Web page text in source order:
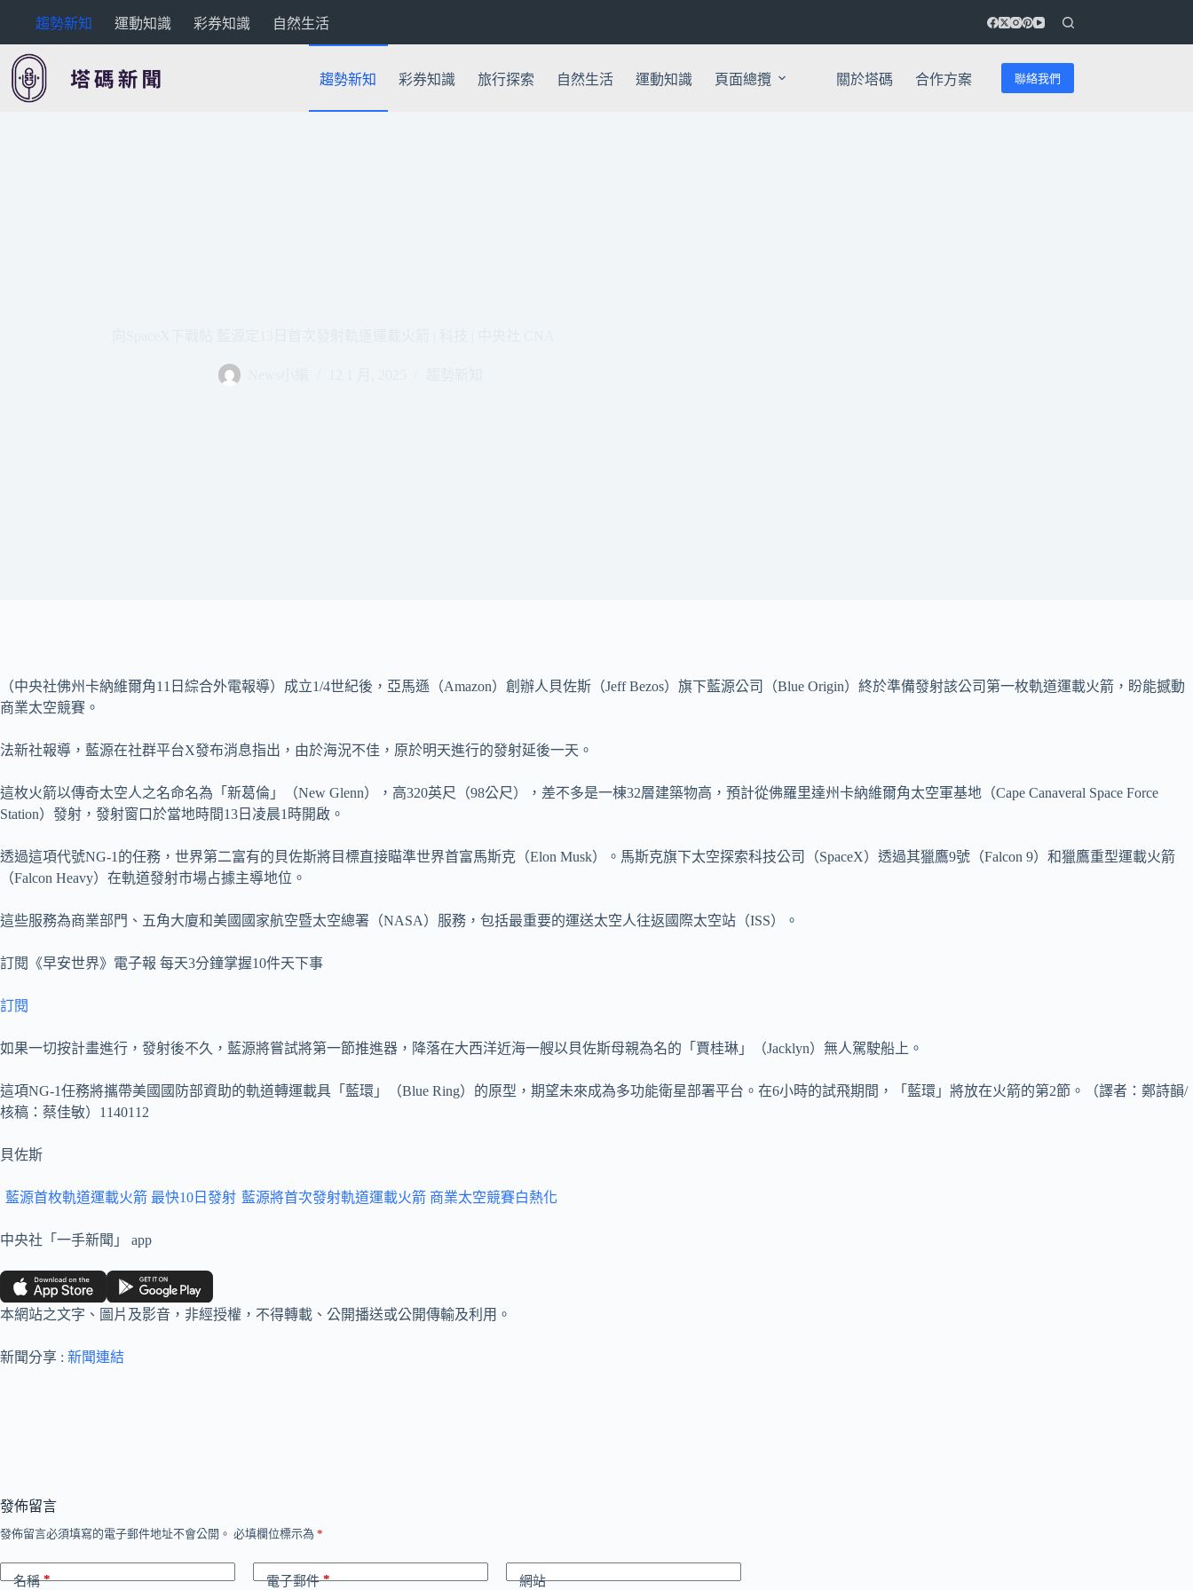
要
內
趨勢新知 運動知識 彩券知識 自然生活
趨勢新知 彩券知識 旅行探索 自然生活 運動知識 頁面總攬 關於塔碼 合作方案 聯絡我們
（中央社佛州卡納維爾角11日綜合外電報導）成立1/4世紀後，亞馬遜（Amazon）創辦人貝佐斯（Jeff Bezos）旗下藍源公司（Blue Origin）終於準備發射該公司第一枚軌道運載火箭，盼能撼動
商業太空競賽。
法新社報導，藍源在社群平台X發布消息指出，由於海況不佳，原於明天進行的發射延後一天。
這枚火箭以傳奇太空人之名命名為「新葛倫」（New Glenn），高320英尺（98公尺），差不多是一棟32層建築物高，預計從佛羅里達州卡納維爾角太空軍基地（Cape Canaveral Space Force
Station）發射，發射窗口於當地時間13日凌晨1時開啟。
透過這項代號NG-1的任務，世界第二富有的貝佐斯將目標直接瞄準世界首富馬斯克（Elon Musk）。馬斯克旗下太空探索科技公司（SpaceX）透過其獵鷹9號（Falcon 9）和獵鷹重型運載火箭
（Falcon Heavy）在軌道發射市場占據主導地位。
這些服務為商業部門、五角大廈和美國國家航空暨太空總署（NASA）服務，包括最重要的運送太空人往返國際太空站（ISS）。
訂閱《早安世界》電子報 每天3分鐘掌握10件天下事
訂閱
如果一切按計畫進行，發射後不久，藍源將嘗試將第一節推進器，降落在大西洋近海一艘以貝佐斯母親為名的「賈桂琳」（Jacklyn）無人駕駛船上。
這項NG-1任務將攜帶美國國防部資助的軌道轉運載具「藍環」（Blue Ring）的原型，期望未來成為多功能衛星部署平台。在6小時的試飛期間，「藍環」將放在火箭的第2節。（譯者：鄭詩韻/
核稿：蔡佳敏）1140112
貝佐斯
藍源首枚軌道運載火箭 最快10日發射 藍源將首次發射軌道運載火箭 商業太空競賽白熱化
中央社「一手新聞」 app
本網站之文字、圖片及影音，非經授權，不得轉載、公開播送或公開傳輸及利用。
新聞分享 : 新聞連結
發佈留言
發佈留言必須填寫的電子郵件地址不會公開。 必填欄位標示為 *
名稱* 電子郵件* 網站